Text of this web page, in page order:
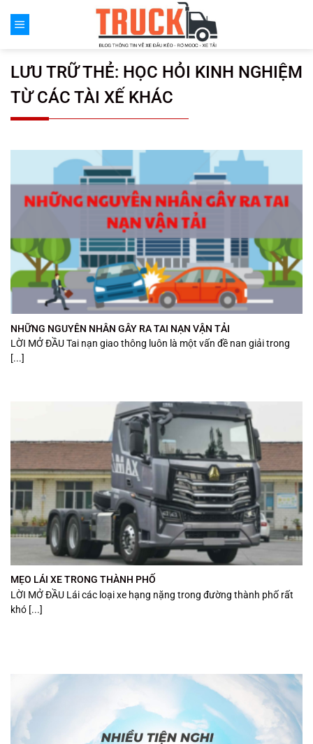
đến
LƯU TRỮ THẺ: HỌC HỎI KINH NGHIỆM
TỪ CÁC TÀI XẾ KHÁC
NHỮNG NGUYÊN NHÂN GÂY RA TAI NẠN VẬN TẢI
LỜI MỞ ĐẦU Tai nạn giao thông luôn là một vấn đề nan giải trong
[...]
MẸO LÁI XE TRONG THÀNH PHỐ
LỜI MỞ ĐẦU Lái các loại xe hạng nặng trong đường thành phố rất
khó [...]